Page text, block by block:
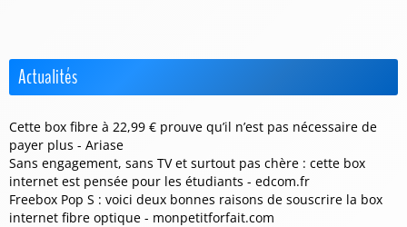
Actualités
Cette box fibre à 22,99 € prouve qu’il n’est pas nécessaire de
payer plus - Ariase
Sans engagement, sans TV et surtout pas chère : cette box
internet est pensée pour les étudiants - edcom.fr
Freebox Pop S : voici deux bonnes raisons de souscrire la box
internet fibre optique - monpetitforfait.com